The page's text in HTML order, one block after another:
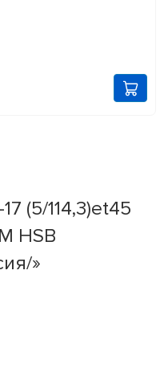
(5/114,3)et45
HSB
»